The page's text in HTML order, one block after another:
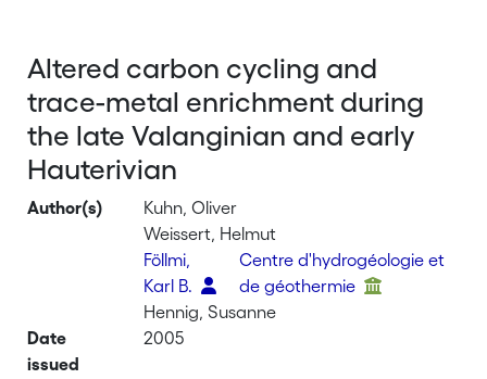
Altered carbon cycling and
trace-metal enrichment during
the late Valanginian and early
Hauterivian
Author(s)
Kuhn, Oliver
Weissert, Helmut
Föllmi,
Karl B.
Centre d'hydrogéologie et
de géothermie
Hennig, Susanne
Date
issued
2005